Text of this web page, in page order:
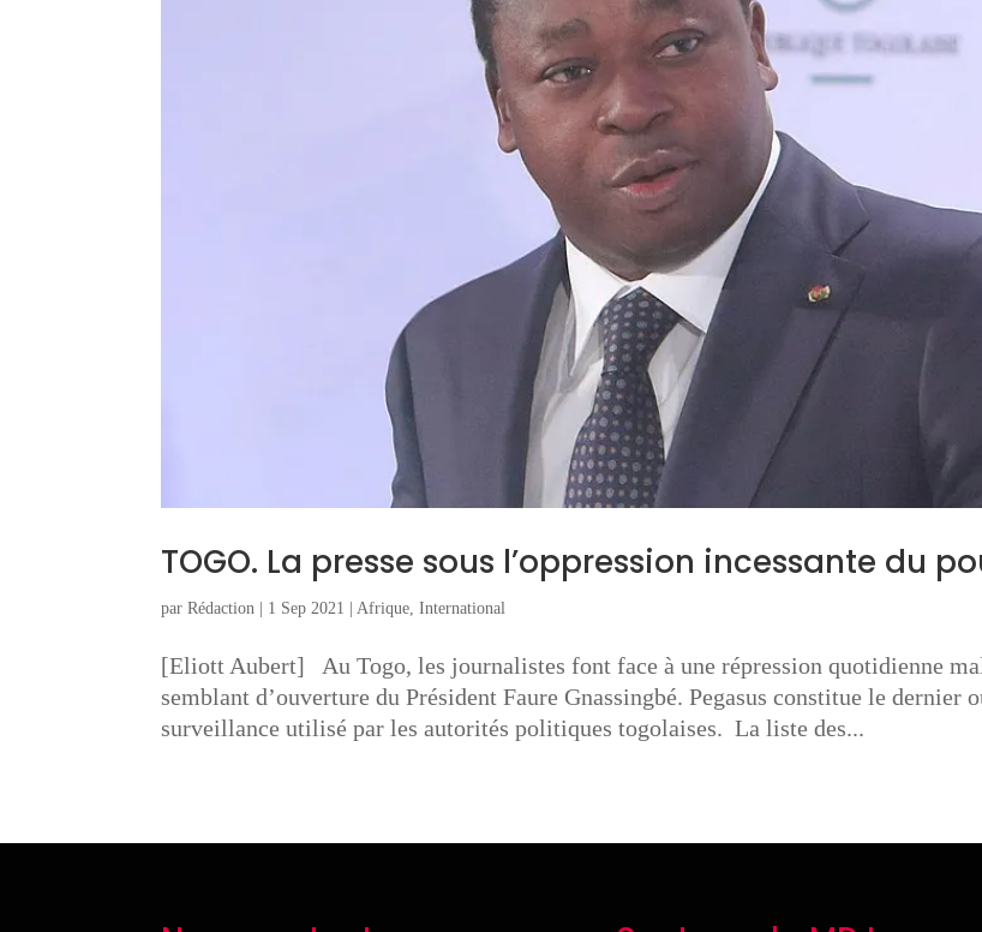
TOGO. La presse sous l’oppression incessante du
parRédaction 1 Sep 2021 |Afrique,International
[Eliott Aubert] Au Togo, les journalistes font face à une répression quotidienne
semblant d’ouverture du Président Faure Gnassingbé. Pegasus constitue le dernier
surveillance utilisé par les autorités politiques togolaises. La liste des...